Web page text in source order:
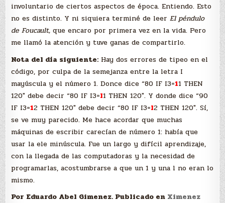
involuntario de ciertos aspectos de época. Entiendo. Esto
no es distinto. Y ni siquiera terminé de leerEl péndulo
de Foucault, que encaro por primera vez en la vida. Pero
me llamó la atención y tuve ganas de compartirlo.
Nota del día siguiente: Hay dos errores de tipeo en el
código, por culpa de la semejanza entre la letra I
mayúscula y el número 1. Donce dice “80 IF I3=11 THEN
120″ debe decir “80 IF I3=I1 THEN 120″. Y donde dice “90
IF I3=12 THEN 120″ debe decir “80 IF I3=I2 THEN 120″. Sí,
se ve muy parecido. Me hace acordar que muchas
máquinas de escribir carecían de número 1: había que
usar la ele minúscula. Fue un largo y difícil aprendizaje,
con la llegada de las computadoras y la necesidad de
programarlas, acostumbrarse a que un 1 y una l no eran lo
mismo.
Por Eduardo Abel Gimenez. Publicado en Ximenez